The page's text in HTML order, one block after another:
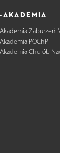
AKADEMIA
Zaburzeń
POChP
Chorób